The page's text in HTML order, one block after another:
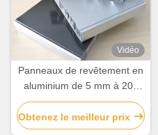
Vidéo
Panneaux de revêtement en
aluminium de 5 mm à 200
mm
Obtenez le meilleur prix